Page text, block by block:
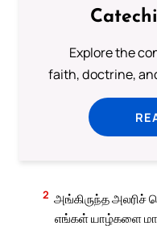
Explore the
faith, doctrine,
2 அங்கிருந்த அலரிச்
எங்கள் யாழ்களை